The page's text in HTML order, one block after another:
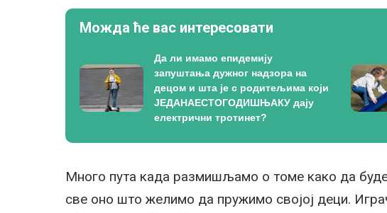
Можда ће вас интересовати
Да ли имамо епидемију
запуштања дужног надзора на
децом и шта је с родитељима који
ЈЕДАНАЕСТОГОДИШЊАКУ дају
електрични тротинет?
Много пута када размишљамо о томе како да
све оно што желимо да пружимо својој деци.